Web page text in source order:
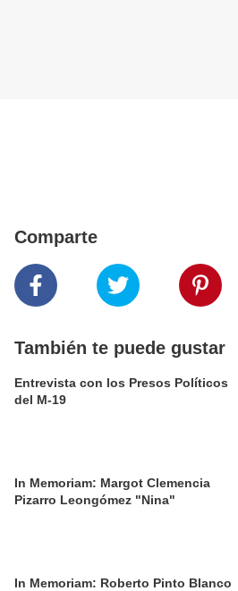
Comparte
También te puede gustar
Entrevista con los Presos Políticos
del M-19
In Memoriam: Margot Clemencia
Pizarro Leongómez "Nina"
In Memoriam: Roberto Pinto Blanco